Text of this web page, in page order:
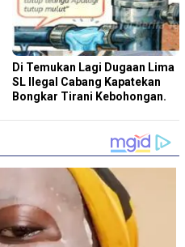
Di Temukan Lagi Dugaan Lima
SL Ilegal Cabang Kapatekan
Bongkar Tirani Kebohongan.